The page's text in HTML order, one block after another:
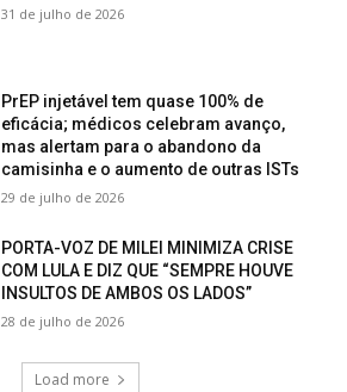
31 de julho de 2026
PrEP injetável tem quase 100% de
eficácia; médicos celebram avanço,
mas alertam para o abandono da
camisinha e o aumento de outras ISTs
29 de julho de 2026
PORTA-VOZ DE MILEI MINIMIZA CRISE
COM LULA E DIZ QUE “SEMPRE HOUVE
INSULTOS DE AMBOS OS LADOS”
28 de julho de 2026
Load more